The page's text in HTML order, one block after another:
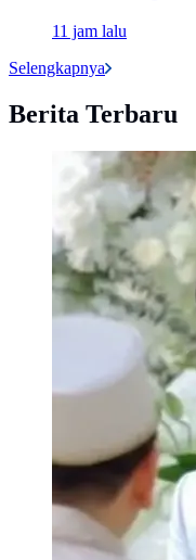
11 jam lalu
Selengkapnya
Berita Terbaru